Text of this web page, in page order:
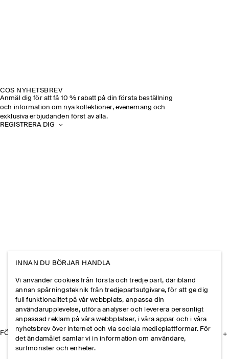
COS NYHETSBREV
Anmäl dig för att få 10 % rabatt på din första beställning
och information om nya kollektioner, evenemang och
exklusiva erbjudanden först av alla.
REGISTRERA DIG
FÖRETAGET
INNAN DU BÖRJAR HANDLA
Vi använder cookies från första och tredje part, däribland
annan spårningsteknik från tredjepartsutgivare, för att ge dig
full funktionalitet på vår webbplats, anpassa din
användarupplevelse, utföra analyser och leverera personligt
anpassad reklam på våra webbplatser, i våra appar och i våra
nyhetsbrev över internet och via sociala medieplattformar. För
det ändamålet samlar vi in information om användare,
surfmönster och enheter.